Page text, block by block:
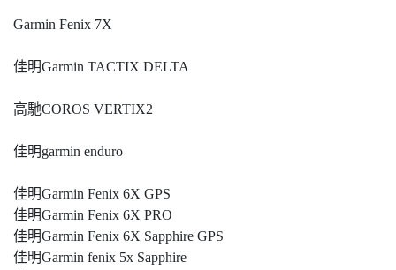
Garmin Fenix 7X
佳明Garmin TACTIX DELTA
高馳COROS VERTIX2
佳明garmin enduro
佳明Garmin Fenix 6X GPS
佳明Garmin Fenix 6X PRO
佳明Garmin Fenix 6X Sapphire GPS
佳明Garmin fenix 5x Sapphire